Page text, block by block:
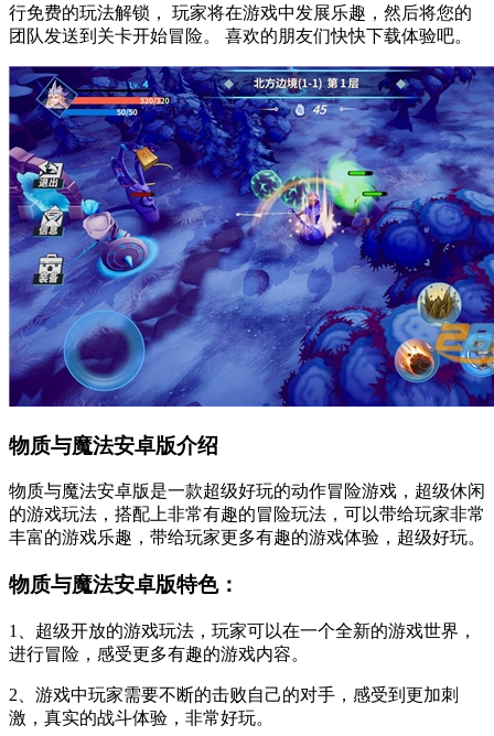
行免费的玩法解锁， 玩家将在游戏中发展乐趣，然后将您的
团队发送到关卡开始冒险。 喜欢的朋友们快快下载体验吧。
物质与魔法安卓版介绍
物质与魔法安卓版是一款超级好玩的动作冒险游戏，超级休闲
的游戏玩法，搭配上非常有趣的冒险玩法，可以带给玩家非常
丰富的游戏乐趣，带给玩家更多有趣的游戏体验，超级好玩。
物质与魔法安卓版特色：
1、超级开放的游戏玩法，玩家可以在一个全新的游戏世界，
进行冒险，感受更多有趣的游戏内容。
2、游戏中玩家需要不断的击败自己的对手，感受到更加刺
激，真实的战斗体验，非常好玩。